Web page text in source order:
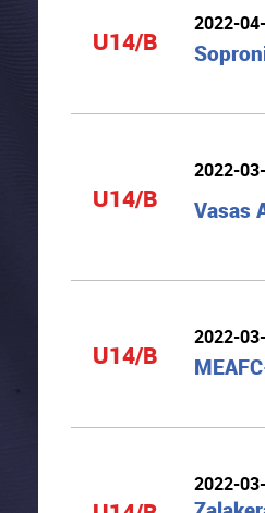
U14/B
2022-
U14/B
2022-
Vasas
U14/B
2022-
2022-